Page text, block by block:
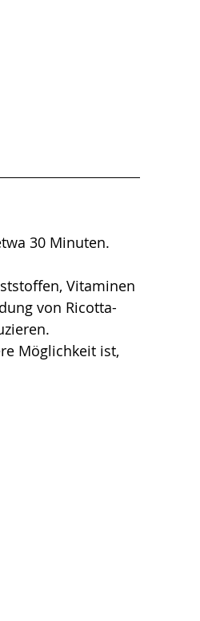
30 Minuten.
Vitaminen
von Ricotta-
Möglichkeit ist,